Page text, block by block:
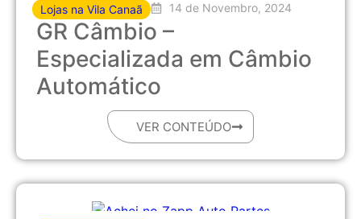
Lojas na Vila Canaã 14 de Novembro, 2024
GR Câmbio –
Especializada em Câmbio
Automático
VER CONTEÚDO